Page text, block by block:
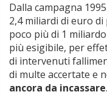
Dalla campagna
2,4 miliardi di euro
poco più di 1
più esigibile, per
di intervenuti
di multe accertate e
ancora da incassare.